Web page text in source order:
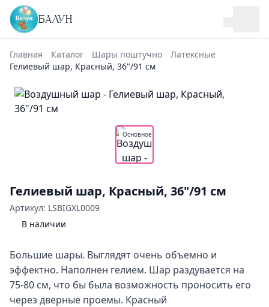
БАЛУН
Главная Каталог Шары поштучно
Латексные
Гелиевый шар, Красный, 36"/91 см
Основное
Гелиевый шар, Красный, 36"/91 см
Артикул: LSBIGXL0009
В наличии
Большие шары. Выглядят очень объемно и
эффектно. Наполнен гелием. Шар раздувается на
75-80 см, что бы была возможность проносить его
через дверные проемы. Красный